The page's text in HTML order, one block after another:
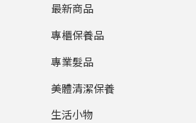
最新商品
專櫃保養品
專業髮品
美體清潔保養
生活小物